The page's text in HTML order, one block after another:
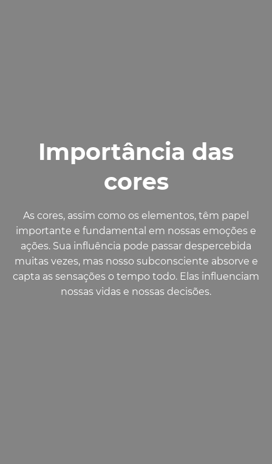
Importância das
cores
As cores, assim como os elementos, têm papel
importante e fundamental em nossas emoções e
ações. Sua influência pode passar despercebida
muitas vezes, mas nosso subconsciente absorve e
capta as sensações o tempo todo. Elas influenciam
nossas vidas e nossas decisões.